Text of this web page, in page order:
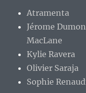
Atramenta
Jérome
MacLane
Kylie Ravera
Olivier Saraja
Sophie